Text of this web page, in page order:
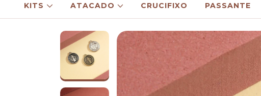
KITS ATACADO CRUCIFIXO PASSANTE